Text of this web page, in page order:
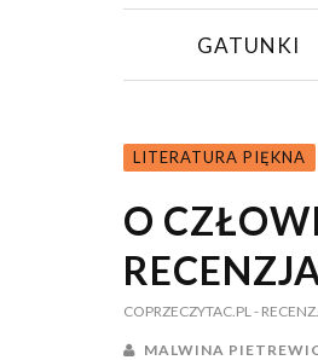
GATUNKI
LITERATURA PIĘKNA
O
COPRZECZYTAC.PL-
MALWINA